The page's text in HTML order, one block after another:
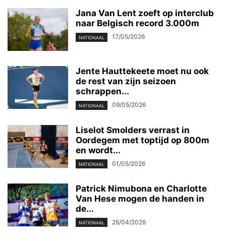
Jana Van Lent zoeft op interclub
naar Belgisch record 3.000m
NATIONAAL 17/05/2026
Jente Hauttekeete moet nu ook
de rest van zijn seizoen
schrappen...
NATIONAAL 09/05/2026
Liselot Smolders verrast in
Oordegem met toptijd op 800m
en wordt...
NATIONAAL 01/05/2026
Patrick Nimubona en Charlotte
Van Hese mogen de handen in
de...
NATIONAAL 26/04/2026